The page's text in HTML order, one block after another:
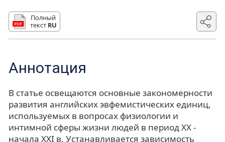
Полный
текст RU
Аннотация
В статье освещаются основные закономерности
развития английских эвфемистических единиц,
используемых в вопросах физиологии и
интимной сферы жизни людей в период XX -
начала XXI в. Устанавливается зависимость